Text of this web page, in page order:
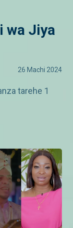
wa Jiya
26 Machi 2024
tarehe 1